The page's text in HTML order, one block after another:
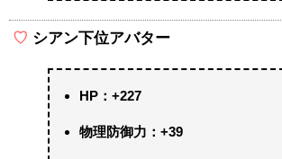
シアン下位アバター
HP：+227
物理防御力：+39